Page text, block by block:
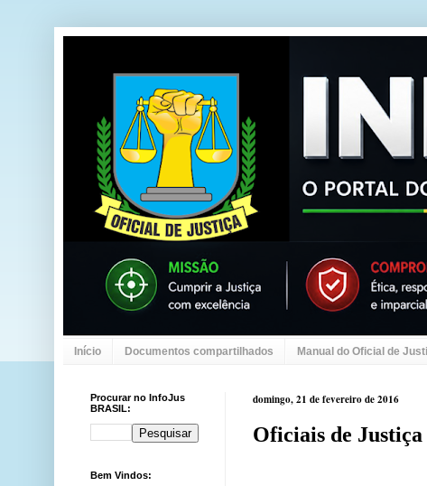
Início Documentos compartilhados Manual do Oficial de
domingo, 21 de fevereiro de 2016
Oficiais de Justiça
Procurar no InfoJus
BRASIL:
Bem Vindos: